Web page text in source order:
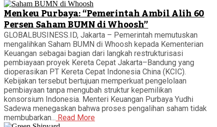
Menkeu Purbaya: “Pemerintah Ambil Alih 60
Persen Saham BUMN di Whoosh”
GLOBALBUSINESS.ID, Jakarta – Pemerintah memutuskan
mengalihkan Saham BUMN di Whoosh kepada Kementerian
Keuangan sebagai bagian dari langkah restrukturisasi
pembiayaan proyek Kereta Cepat Jakarta–Bandung yang
dioperasikan PT Kereta Cepat Indonesia China (KCIC).
Kebijakan tersebut bertujuan memperkuat pengelolaan
pembiayaan tanpa mengubah struktur kepemilikan
konsorsium Indonesia. Menteri Keuangan Purbaya Yudhi
Sadewa menegaskan bahwa proses pengalihan saham tidak
membubarkan... Read More